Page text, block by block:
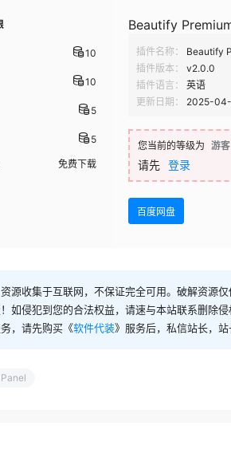
10
10
5
5
免费下载
Beautify
插件名称： Beautify
插件版本：
v2.0.0
插件语言：
英语
更新日期：
2025-
您当前的等级为 游客
请先 登录
百度网盘
资源收集于互联网，不保证完全可用。破解资源
如侵犯到您的合法权益，请速与本站联系删除
，请先购买《软件代装》服务后，私信站长，站